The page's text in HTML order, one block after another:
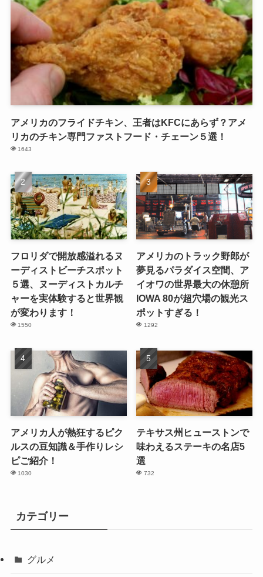
アメリカのフライドチキン、王者はKFCにあらず？アメ
リカのチキン専門ファストフード・チェーン５選！
1643
フロリダで開放感溢れるヌ
ーディストビーチスポット
５選、ヌーディストカルチ
ャーを実体験すると世界観
が変わります！
1550
アメリカのトラック野郎が
夢見るパラダイス空間、ア
イオワの世界最大の休憩所
IOWA 80が超穴場の観光ス
ポットすぎる！
1292
アメリカ人が熱狂するピク
ルスの豆知識＆手作りレシ
ピご紹介！
1030
テキサス州ヒューストンで
味わえるステーキの名店5
選
732
カテゴリー
グルメ